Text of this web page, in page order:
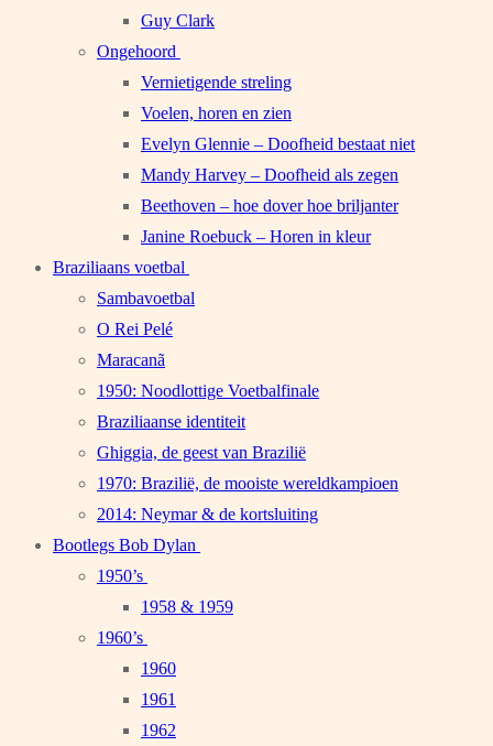
Guy Clark
Ongehoord
Vernietigende streling
Voelen, horen en zien
Evelyn Glennie – Doofheid bestaat niet
Mandy Harvey – Doofheid als zegen
Beethoven – hoe dover hoe briljanter
Janine Roebuck – Horen in kleur
Braziliaans voetbal
Sambavoetbal
O Rei Pelé
Maracanã
1950: Noodlottige Voetbalfinale
Braziliaanse identiteit
Ghiggia, de geest van Brazilië
1970: Brazilië, de mooiste wereldkampioen
2014: Neymar & de kortsluiting
Bootlegs Bob Dylan
1950’s
1958 & 1959
1960’s
1960
1961
1962